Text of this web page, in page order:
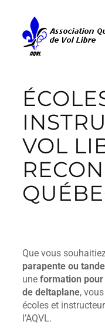
contenu
VOL
Que vous
parapente ou
une formation pour
de deltaplane,
écoles et
l’AQVL.